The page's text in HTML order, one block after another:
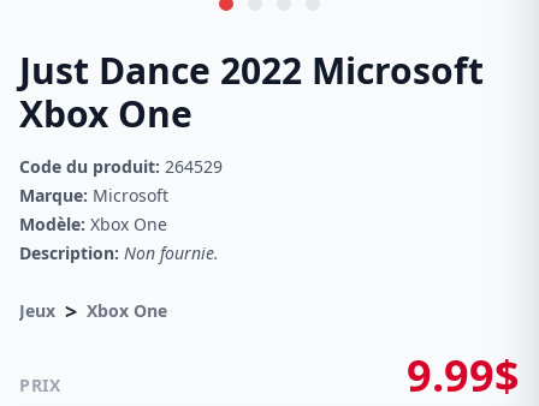
Just Dance 2022 Microsoft
Xbox One
Code du produit: 264529
Marque: Microsoft
Modèle: Xbox One
Description: Non fournie.
Jeux > Xbox One
PRIX 9.99$